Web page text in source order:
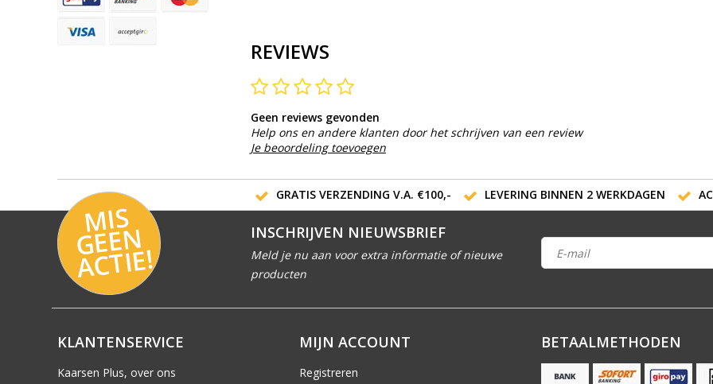
REVIEWS
Geen reviews gevonden
Help ons en andere klanten door het schrijven van een review
Je beoordeling toevoegen
GRATIS VERZENDING V.A. €100,- LEVERING BINNEN 2 WERKDAGEN
MI
S
G
E
E
N
A
C
TI
E!
INSCHRIJVEN NIEUWSBRIEF
Meld je nu aan voor extra informatie of nieuwe
producten
KLANTENSERVICE
Kaarsen Plus, over ons
MIJN ACCOUNT
Registreren
BETAALMETHODEN